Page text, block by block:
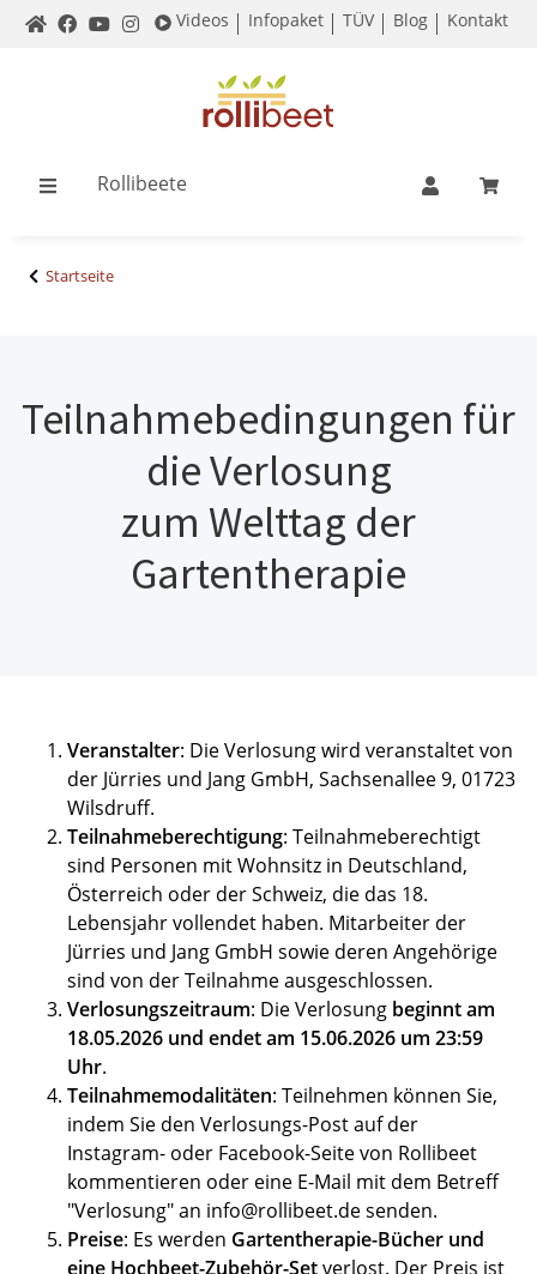
Videos Infopaket TÜV Blog Kontakt
Rollibeete
Startseite
Teilnahmebedingungen für
die Verlosung
zum Welttag der
Gartentherapie
Veranstalter: Die Verlosung wird veranstaltet von
der Jürries und Jang GmbH, Sachsenallee 9, 01723
Wilsdruff.
Teilnahmeberechtigung: Teilnahmeberechtigt
sind Personen mit Wohnsitz in Deutschland,
Österreich oder der Schweiz, die das 18.
Lebensjahr vollendet haben. Mitarbeiter der
Jürries und Jang GmbH sowie deren Angehörige
sind von der Teilnahme ausgeschlossen.
Verlosungszeitraum: Die Verlosung beginnt am
18.05.2026 und endet am 15.06.2026 um 23:59
Uhr.
Teilnahmemodalitäten: Teilnehmen können Sie,
indem Sie den Verlosungs-Post auf der
Instagram- oder Facebook-Seite von Rollibeet
kommentieren oder eine E-Mail mit dem Betreff
"Verlosung" an info@rollibeet.de senden.
Preise: Es werden Gartentherapie-Bücher und
eine Hochbeet-Zubehör-Setverlost. Der Preis ist